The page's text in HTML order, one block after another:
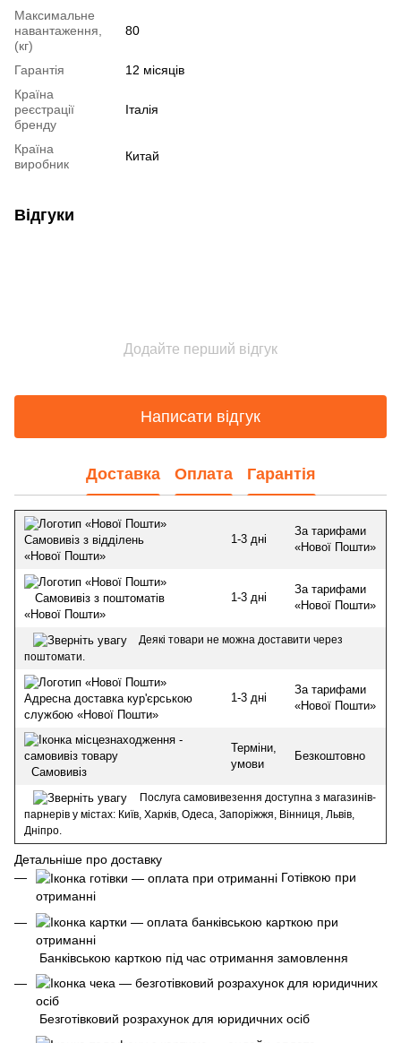
Максимальне
навантаження,
(кг)
80
Гарантія
12 місяців
Країна
реєстрації
бренду
Італія
Країна
виробник
Китай
Відгуки
Додайте перший відгук
Написати відгук
Доставка Оплата Гарантія
Самовивіз з відділень
«Нової Пошти»
1-3 дні
За тарифами
«Нової Пошти»
Самовивіз з поштоматів
«Нової Пошти»
1-3 дні
За тарифами
«Нової Пошти»
Деякі товари не можна доставити через
поштомати.
Адресна доставка кур'єрською
службою «Нової Пошти»
1-3 дні
За тарифами
«Нової Пошти»
Самовивіз
Терміни,
умови
Безкоштовно
Послуга самовивезення доступна з магазинів-
парнерів у містах: Київ, Харків, Одеса, Запоріжжя, Вінниця, Львів,
Дніпро.
Детальніше про доставку
Готівкою при
отриманні
Банківською карткою під час отримання замовлення
Безготівковий розрахунок для юридичних осіб